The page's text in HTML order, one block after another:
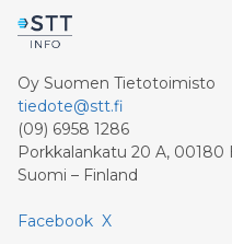
Oy Suomen Tietotoimisto
tiedote@stt.fi
(09) 6958 1286
Porkkalankatu 20 A, 00180
Suomi – Finland
Facebook X